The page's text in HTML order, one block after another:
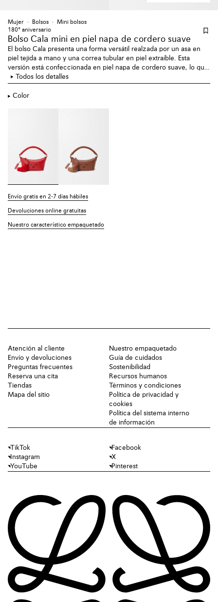
Mujer Bolsos
Mini bolsos
180º aniversario
Bolso Cala mini en piel napa de cordero suave
El bolso Cala presenta una forma versátil realzada por un asa en
piel tejida a mano y una correa tubular en piel extraíble. Esta
versión está confeccionada en piel napa de cordero suave, lo que
le confiere un tacto delicado y flexible. Esta versión del Lion
Intarsio, parte de la colección cápsula del aniversario de LOEWE,
presenta una de las técnicas más icónicas de LOEWE, con la figura
Todos los detalles
Color
Envío gratis en 2-7 días hábiles
Devoluciones online gratuitas
Nuestro característico empaquetado
Atención al cliente
Envío y devoluciones
Preguntas frecuentes
Reserva una cita
Tiendas
Mapa del sitio
Nuestro empaquetado
Guía de cuidados
Sostenibilidad
Recursos humanos
Términos y condiciones
Política de privacidad y
cookies
Política del sistema interno
de información
TikTok
Facebook
Instagram
X
YouTube
Pinterest